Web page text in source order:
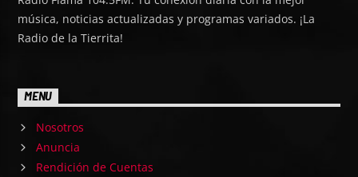
música, noticias actualizadas y programas variados. ¡La
Radio de la Tierrita!
MENU
Nosotros
Anuncia
Rendición de Cuentas